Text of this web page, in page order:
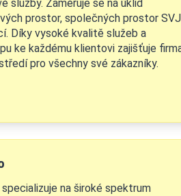
služby. Zaměřuje se na úklid
prostor, společných prostor
Díky vysoké kvalitě služeb a
ke každému klientovi zajišťuje
pro všechny své zákazníky.
na široké spektrum